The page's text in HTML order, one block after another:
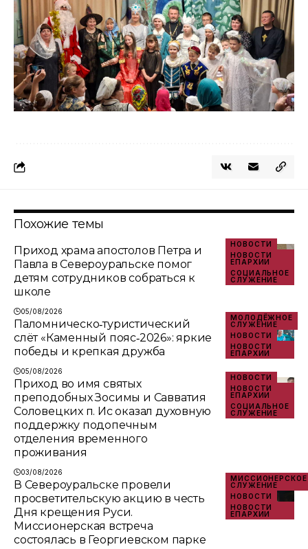
Похожие темы
НОВОСТИ
НОВОСТИ
ЕПАРХИИ
СОЦИАЛЬНОЕ
СЛУЖЕНИЕ
Приход храма апостолов Петра и
Павла в Североуральске помог
детям сотрудников собраться к
школе
05/08/2026
МОЛОДЁЖНОЕ
СЛУЖЕНИЕ
НОВОСТИ
НОВОСТИ
ЕПАРХИИ
Паломническо‑туристический
слёт «Каменный пояс‑2026»: яркие
победы и крепкая дружба
05/08/2026
НОВОСТИ
НОВОСТИ
ЕПАРХИИ
СОЦИАЛЬНОЕ
СЛУЖЕНИЕ
Приход во имя святых
преподобных Зосимы и Савватия
Соловецких п. Ис оказал духовную
поддержку подопечным
отделения временного
проживания
03/08/2026
МИССИОНЕРСКОЕ
СЛУЖЕНИЕ
НОВОСТИ
НОВОСТИ
ЕПАРХИИ
В Североуральске провели
просветительскую акцию в честь
Дня крещения Руси.
Миссионерская встреча
состоялась в Георгиевском парке